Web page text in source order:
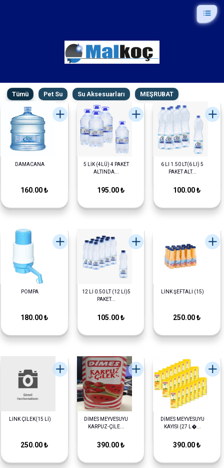
Tümü Pet Su Su Aksesuarları MEŞRUBAT
DAMACANA
160.00 ₺
5 LİK (4LÜ) 4 PAKET
ALTINDA...
195.00 ₺
6 LI 1.50 LT(6 LI) 5
PAKET ALT...
100.00 ₺
POMPA
180.00 ₺
12 Lİ 0.50 LT (12 Lİ)5
PAKET...
105.00 ₺
LİNK ŞEFTALİ (15)
250.00 ₺
LİNK ÇİLEK(15 Lİ)
250.00 ₺
DİMES MEYVESUYU
KARPUZ-ÇİLE...
390.00 ₺
DİMES MEYVESUYU
KAYISI (27 L�...
390.00 ₺